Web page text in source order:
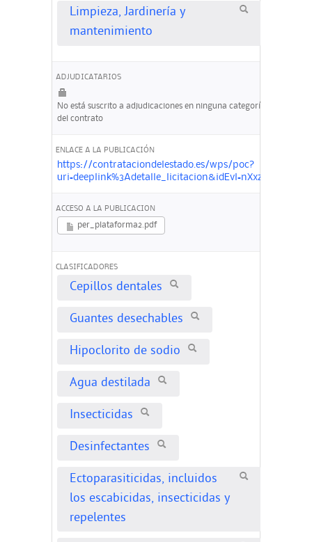
Limpieza, Jardinería y
mantenimiento
ADJUDICATARIOS
No está suscrito a adjudicaciones en ninguna categoría
del contrato
ENLACE A LA PUBLICACIÓN
https://contrataciondelestado.es/wps/poc?
ACCESO A LA PUBLICACION
per_plataforma2.pdf
CLASIFICADORES
Cepillos dentales
Guantes desechables
Hipoclorito de sodio
Agua destilada
Insecticidas
Desinfectantes
Ectoparasiticidas, incluidos
los escabicidas, insecticidas y
repelentes